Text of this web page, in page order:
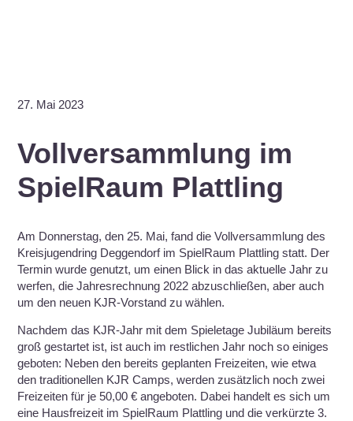
27. Mai 2023
Vollversammlung im
SpielRaum Plattling
Am Donnerstag, den 25. Mai, fand die Vollversammlung des
Kreisjugendring Deggendorf im SpielRaum Plattling statt. Der
Termin wurde genutzt, um einen Blick in das aktuelle Jahr zu
werfen, die Jahresrechnung 2022 abzuschließen, aber auch
um den neuen KJR-Vorstand zu wählen.
Nachdem das KJR-Jahr mit dem Spieletage Jubiläum bereits
groß gestartet ist, ist auch im restlichen Jahr noch so einiges
geboten: Neben den bereits geplanten Freizeiten, wie etwa
den traditionellen KJR Camps, werden zusätzlich noch zwei
Freizeiten für je 50,00 € angeboten. Dabei handelt es sich um
eine Hausfreizeit im SpielRaum Plattling und die verkürzte 3.